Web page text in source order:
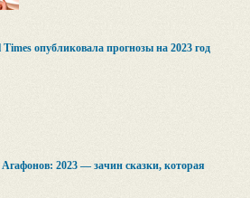
опубликовала прогнозы на 2023 год
2023 — зачин сказки, которая